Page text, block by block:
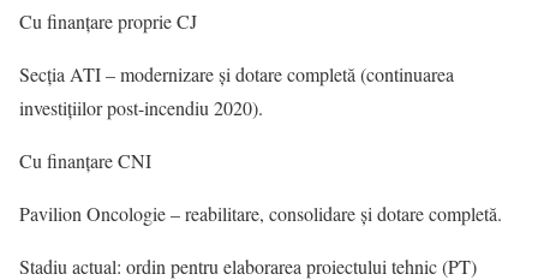
Cu finanțare proprie CJ
Secția ATI – modernizare și dotare completă (continuarea
investițiilor post-incendiu 2020).
Cu finanțare CNI
Pavilion Oncologie – reabilitare, consolidare și dotare completă.
Stadiu actual: ordin pentru elaborarea proiectului tehnic (PT)